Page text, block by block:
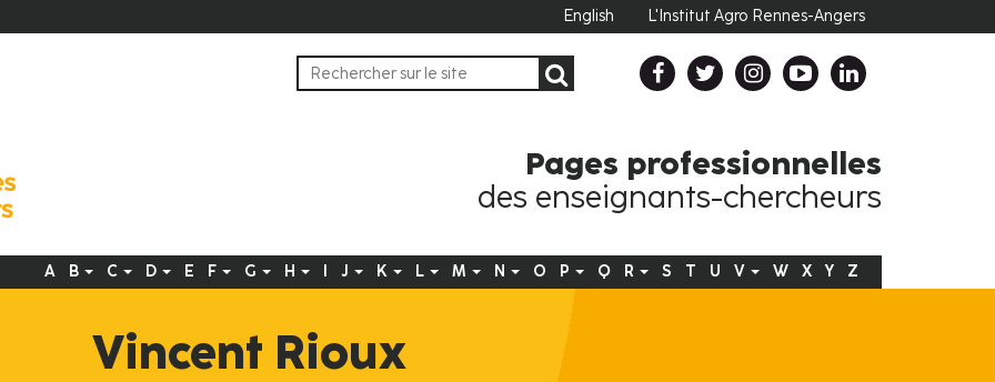
English L'Institut Agro Rennes-Angers
Pages professionnelles
des enseignants-chercheurs
Navigation
principale
A B C D E F G H J K L M N O P Q R S T U V W X Y Z
Vincent Rioux